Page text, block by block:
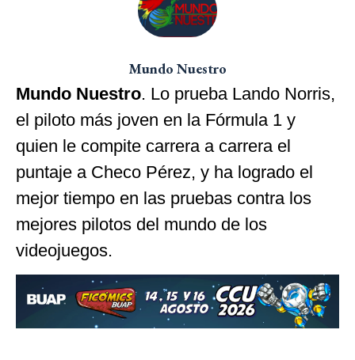
Mundo Nuestro
Mundo Nuestro. Lo prueba Lando Norris,
el piloto más joven en la Fórmula 1 y
quien le compite carrera a carrera el
puntaje a Checo Pérez, y ha logrado el
mejor tiempo en las pruebas contra los
mejores pilotos del mundo de los
videojuegos.